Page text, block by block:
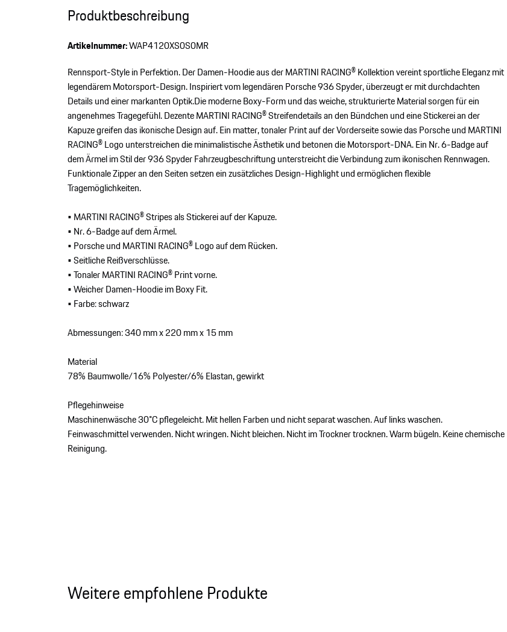
Produktbeschreibung
Artikelnummer:WAP4120XS0S0MR
Rennsport-Style in Perfektion. Der Damen-Hoodie aus der MARTINI RACING® Kollektion vereint sportliche Eleganz mit
legendärem Motorsport-Design. Inspiriert vom legendären Porsche 936 Spyder, überzeugt er mit durchdachten
Details und einer markanten Optik.Die moderne Boxy-Form und das weiche, strukturierte Material sorgen für ein
angenehmes Tragegefühl. Dezente MARTINI RACING® Streifendetails an den Bündchen und eine Stickerei an der
Kapuze greifen das ikonische Design auf. Ein matter, tonaler Print auf der Vorderseite sowie das Porsche und MARTINI
RACING® Logo unterstreichen die minimalistische Ästhetik und betonen die Motorsport-DNA. Ein Nr. 6-Badge auf
dem Ärmel im Stil der 936 Spyder Fahrzeugbeschriftung unterstreicht die Verbindung zum ikonischen Rennwagen.
Funktionale Zipper an den Seiten setzen ein zusätzliches Design-Highlight und ermöglichen flexible
Tragemöglichkeiten.
• MARTINI RACING® Stripes als Stickerei auf der Kapuze.
• Nr. 6-Badge auf dem Ärmel.
• Porsche und MARTINI RACING® Logo auf dem Rücken.
• Seitliche Reißverschlüsse.
• Tonaler MARTINI RACING® Print vorne.
• Weicher Damen-Hoodie im Boxy Fit.
• Farbe: schwarz
Abmessungen: 340 mm x 220 mm x 15 mm
Material
78% Baumwolle/16% Polyester/6% Elastan, gewirkt
Pflegehinweise
Maschinenwäsche 30°C pflegeleicht. Mit hellen Farben und nicht separat waschen. Auf links waschen.
Feinwaschmittel verwenden. Nicht wringen. Nicht bleichen. Nicht im Trockner trocknen. Warm bügeln. Keine chemische
Reinigung.
Weitere empfohlene Produkte